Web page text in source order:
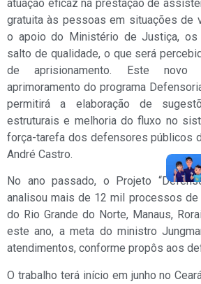
atuação eficaz na prestação de
gratuita às pessoas em situações de
o apoio do Ministério de Justiça, os
salto de qualidade, o que será
de aprisionamento. Este
aprimoramento do programa
permitirá a elaboração de
estruturais e melhoria do fluxo no
força-tarefa dos defensores públicos
André Castro.
No ano passado, o Projeto
analisou mais de 12 mil processos
do Rio Grande do Norte, Manaus,
este ano, a meta do ministro
atendimentos, conforme propôs aos
O trabalho terá início em junho no